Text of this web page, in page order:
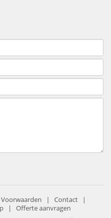
Voorwaarden | Contact |
| Offerte aanvragen